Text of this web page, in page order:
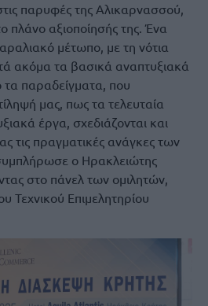
παρυφές της Αλικαρνασσού,
πλάνο αξιοποίησής της. Ένα
μέτωπο, με τη νότια
ακόμα τα βασικά αναπτυξιακά
τα παραδείγματα, που
μας, πως τα τελευταία
έργα, σχεδιάζονται και
τις πραγματικές ανάγκες των
ο Ηρακλειώτης
στο πάνελ των ομιλητών,
Τεχνικού Επιμελητηρίου